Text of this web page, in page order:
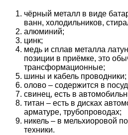
чёрный металл в виде
ванн, холодильников,
алюминий;
цинк;
медь и сплав металла
позиции в приёмке, это
трансформационные;
шины и кабель проводники;
олово – содержится в
свинец, есть в
титан – есть в дисках
арматуре, трубопроводах;
никель – в мельхиоровой
техники.